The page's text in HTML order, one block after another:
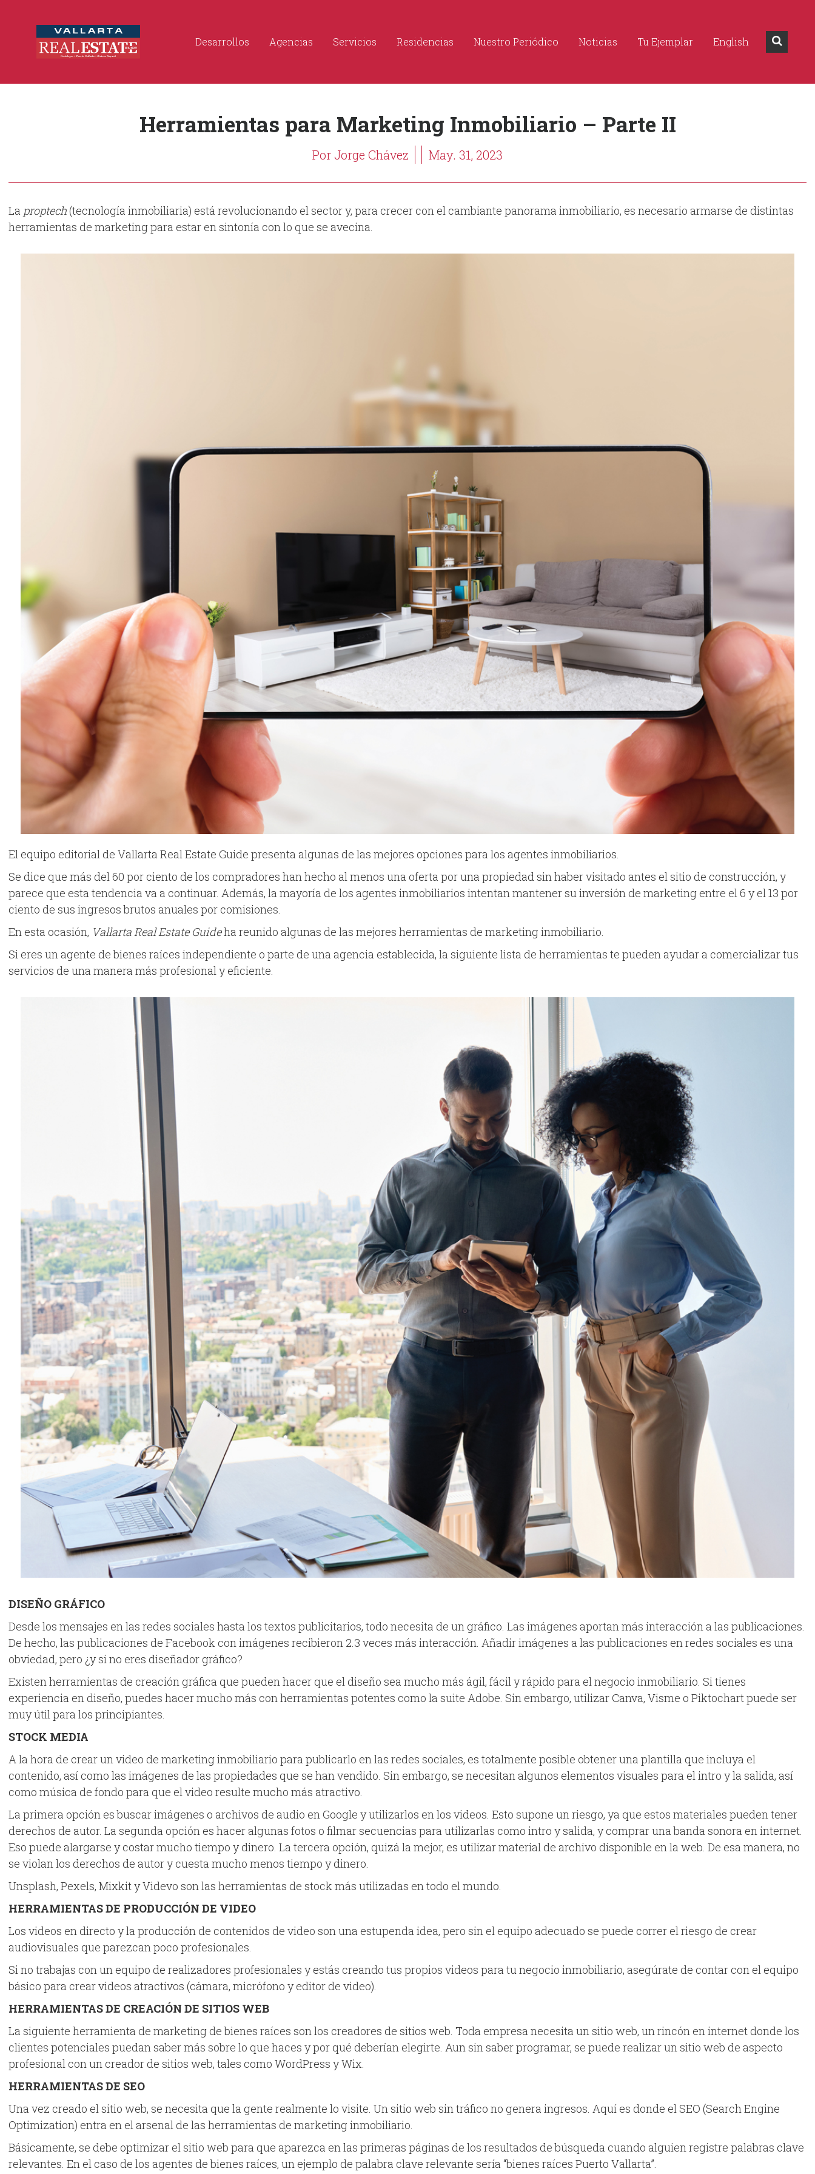
Desarrollos Agencias Servicios Residencias Nuestro Periódico Noticias Tu Ejemplar English
Herramientas para Marketing Inmobiliario – Parte II
Por Jorge Chávez May. 31, 2023
La proptech(tecnología inmobiliaria) está revolucionando el sector y, para crecer con el cambiante panorama inmobiliario, es necesario armarse de distintas
herramientas de marketing para estar en sintonía con lo que se avecina.
El equipo editorial de Vallarta Real Estate Guide presenta algunas de las mejores opciones para los agentes inmobiliarios.
Se dice que más del 60 por ciento de los compradores han hecho al menos una oferta por una propiedad sin haber visitado antes el sitio de construcción, y
parece que esta tendencia va a continuar. Además, la mayoría de los agentes inmobiliarios intentan mantener su inversión de marketing entre el 6 y el 13 por
ciento de sus ingresos brutos anuales por comisiones.
En esta ocasión, Vallarta Real Estate Guideha reunido algunas de las mejores herramientas de marketing inmobiliario.
Si eres un agente de bienes raíces independiente o parte de una agencia establecida, la siguiente lista de herramientas te pueden ayudar a comercializar tus
servicios de una manera más profesional y eficiente.
DISEÑO GRÁFICO
Desde los mensajes en las redes sociales hasta los textos publicitarios, todo necesita de un gráfico. Las imágenes aportan más interacción a las publicaciones.
De hecho, las publicaciones de Facebook con imágenes recibieron 2.3 veces más interacción. Añadir imágenes a las publicaciones en redes sociales es una
obviedad, pero ¿y si no eres diseñador gráfico?
Existen herramientas de creación gráfica que pueden hacer que el diseño sea mucho más ágil, fácil y rápido para el negocio inmobiliario. Si tienes
experiencia en diseño, puedes hacer mucho más con herramientas potentes como la suite Adobe. Sin embargo, utilizar Canva, Visme o Piktochart puede ser
muy útil para los principiantes.
STOCK MEDIA
A la hora de crear un video de marketing inmobiliario para publicarlo en las redes sociales, es totalmente posible obtener una plantilla que incluya el
contenido, así como las imágenes de las propiedades que se han vendido. Sin embargo, se necesitan algunos elementos visuales para el intro y la salida, así
como música de fondo para que el video resulte mucho más atractivo.
La primera opción es buscar imágenes o archivos de audio en Google y utilizarlos en los videos. Esto supone un riesgo, ya que estos materiales pueden tener
derechos de autor. La segunda opción es hacer algunas fotos o filmar secuencias para utilizarlas como intro y salida, y comprar una banda sonora en internet.
Eso puede alargarse y costar mucho tiempo y dinero. La tercera opción, quizá la mejor, es utilizar material de archivo disponible en la web. De esa manera, no
se violan los derechos de autor y cuesta mucho menos tiempo y dinero.
Unsplash, Pexels, Mixkit y Videvo son las herramientas de stock más utilizadas en todo el mundo.
HERRAMIENTAS DE PRODUCCIÓN DE VIDEO
Los videos en directo y la producción de contenidos de video son una estupenda idea, pero sin el equipo adecuado se puede correr el riesgo de crear
audiovisuales que parezcan poco profesionales.
Si no trabajas con un equipo de realizadores profesionales y estás creando tus propios videos para tu negocio inmobiliario, asegúrate de contar con el equipo
básico para crear videos atractivos (cámara, micrófono y editor de video).
HERRAMIENTAS DE CREACIÓN DE SITIOS WEB
La siguiente herramienta de marketing de bienes raíces son los creadores de sitios web. Toda empresa necesita un sitio web, un rincón en internet donde los
clientes potenciales puedan saber más sobre lo que haces y por qué deberían elegirte. Aun sin saber programar, se puede realizar un sitio web de aspecto
profesional con un creador de sitios web, tales como WordPress y Wix.
HERRAMIENTAS DE SEO
Una vez creado el sitio web, se necesita que la gente realmente lo visite. Un sitio web sin tráfico no genera ingresos. Aquí es donde el SEO (Search Engine
Optimization) entra en el arsenal de las herramientas de marketing inmobiliario.
Básicamente, se debe optimizar el sitio web para que aparezca en las primeras páginas de los resultados de búsqueda cuando alguien registre palabras clave
relevantes. En el caso de los agentes de bienes raíces, un ejemplo de palabra clave relevante sería “bienes raíces Puerto Vallarta”.